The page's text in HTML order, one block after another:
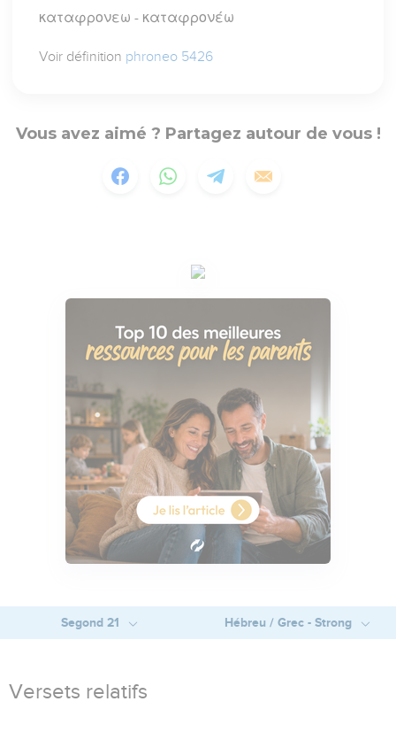
καταφρονεω - καταφρονέω
Voir définition phroneo 5426
Vous avez aimé ? Partagez autour de vous !
Segond 21 Hébreu / Grec - Strong
Versets relatifs